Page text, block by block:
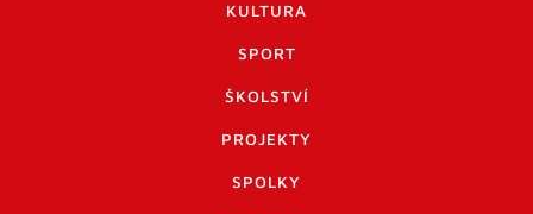
KULTURA
SPORT
ŠKOLSTVÍ
PROJEKTY
SPOLKY